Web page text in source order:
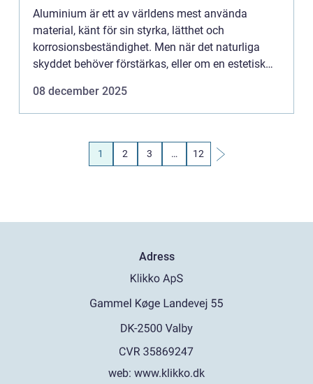
Aluminium är ett av världens mest använda
material, känt för sin styrka, lätthet och
korrosionsbeständighet. Men när det naturliga
skyddet behöver förstärkas, eller om en estetisk
08 december 2025
1 2 3 … 12
Adress
web: www.klikko.dk